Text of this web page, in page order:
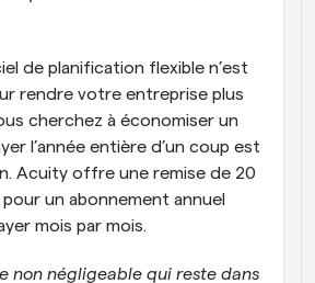
de planification flexible n’est
rendre votre entreprise plus
cherchez à économiser un
l’année entière d’un coup est
Acuity offre une remise de 20
un abonnement annuel
mois par mois.
non négligeable qui reste dans